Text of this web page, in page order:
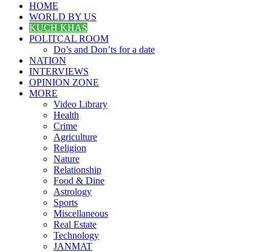
HOME
WORLD BY US
KUCH KHAS
POLITCAL ROOM
Do’s and Don’ts for a date
NATION
INTERVIEWS
OPINION ZONE
MORE
Video Library
Health
Crime
Agriculture
Religion
Nature
Relationship
Food & Dine
Astrology
Sports
Miscellaneous
Real Estate
Technology
JANMAT